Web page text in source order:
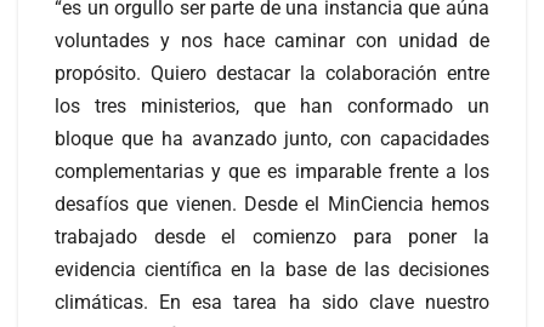
“es un orgullo ser parte de una instancia que aúna
voluntades y nos hace caminar con unidad de
propósito. Quiero destacar la colaboración entre
los tres ministerios, que han conformado un
bloque que ha avanzado junto, con capacidades
complementarias y que es imparable frente a los
desafíos que vienen. Desde el MinCiencia hemos
trabajado desde el comienzo para poner la
evidencia científica en la base de las decisiones
climáticas. En esa tarea ha sido clave nuestro